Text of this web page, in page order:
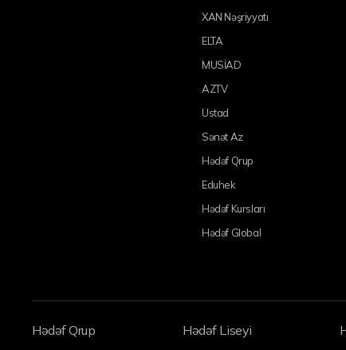
XAN Nəşriyyatı
ELTA
MUSİAD
AZTV
Ustad
Sənət Az
Hədəf Qrup
Eduhek
Hədəf Kursları
Hədəf Global
Hədəf Qrup Hədəf Liseyi